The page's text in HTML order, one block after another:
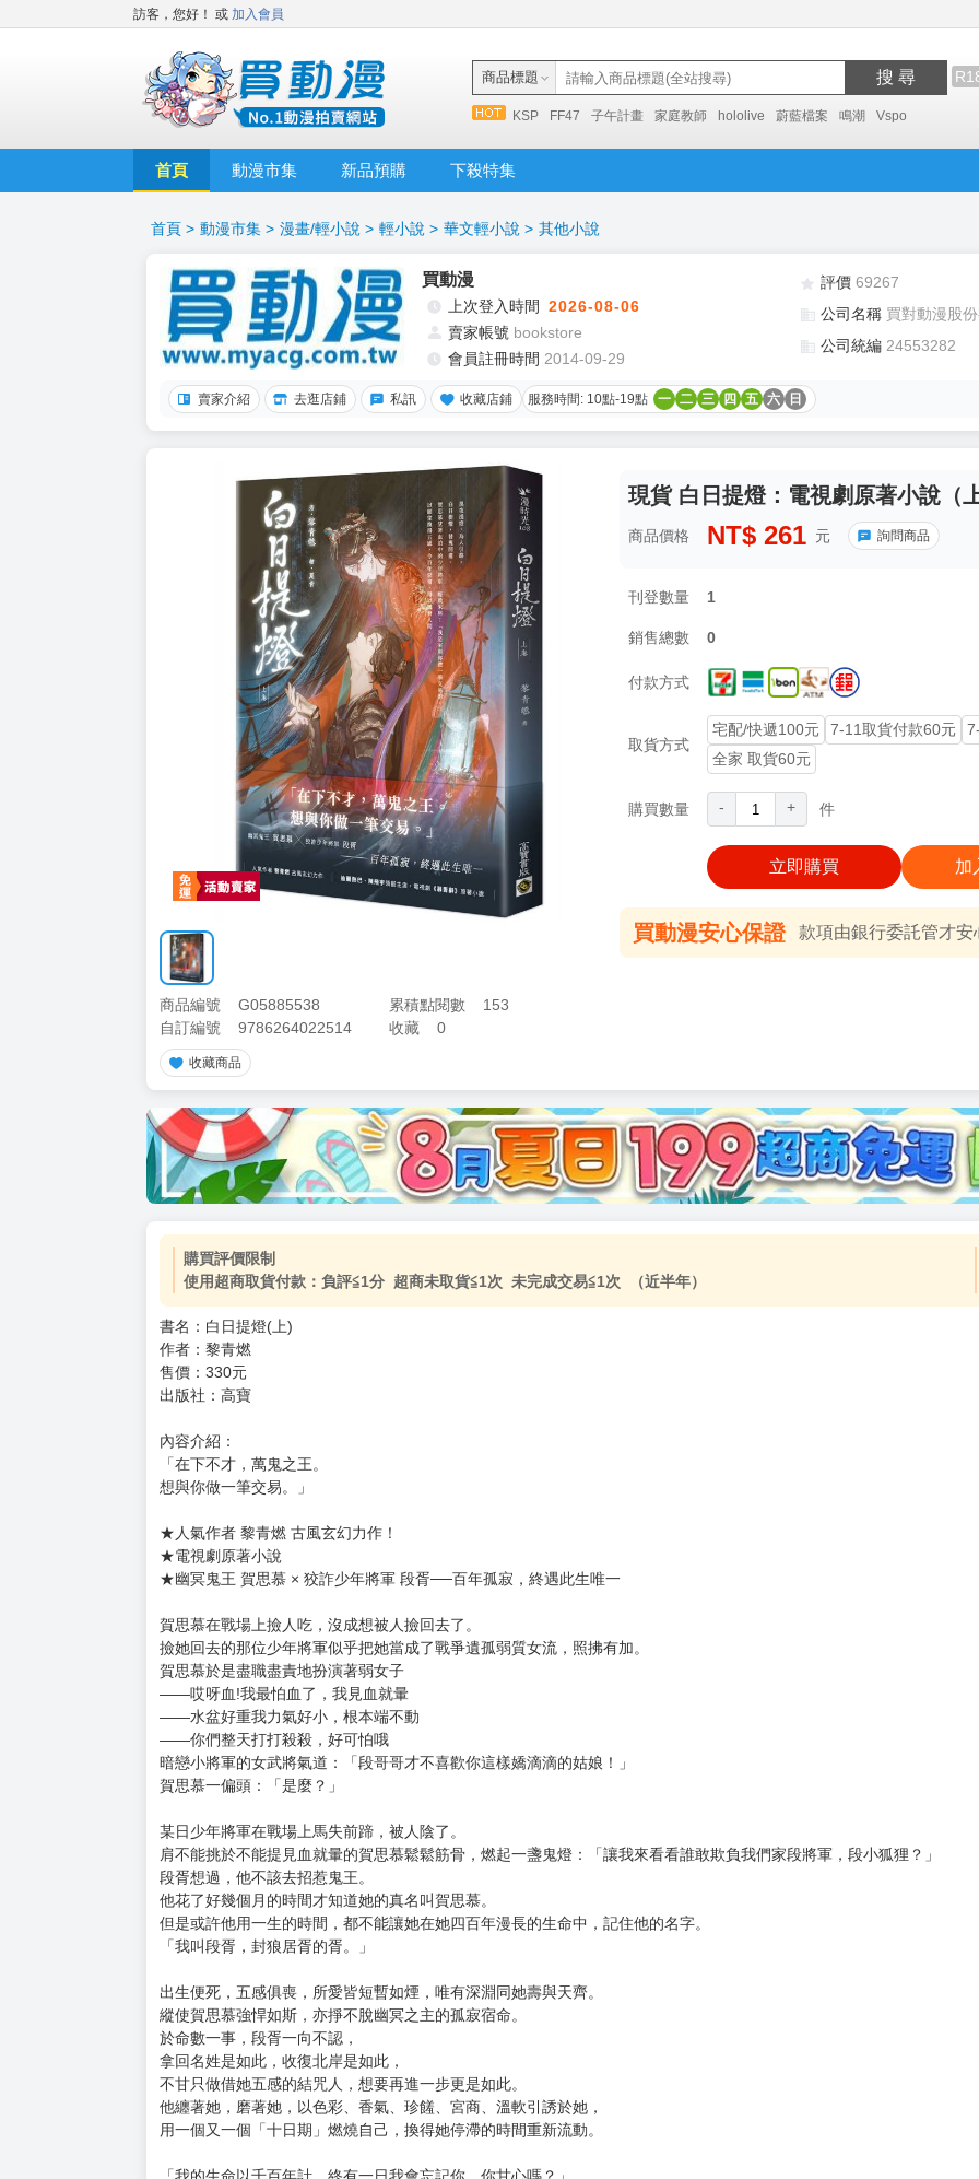
訪客，您好！ 或 加入會員
商品標題 搜 尋
KSP FF47 子午計畫 家庭教師 hololive 蔚藍檔案 鳴潮 Vspo
首頁 動漫市集 新品預購 下殺特集
首頁 > 動漫市集 > 漫畫/輕小說 > 輕小說 > 華文輕小說 > 其他小說
買動漫
上次登入時間 2026-08-06
賣家帳號 bookstore
會員註冊時間 2014-09-29
評價 69267
公司名稱 買對動漫股
公司統編 24553282
賣家介紹 去逛店鋪 私訊 收藏店鋪 服務時間: 10點-19點 一 二 三 四 五 六 日
商品編號 G05885538 累積點閱數
153
自訂編號
9786264022514 收藏 0
收藏商品
現貨 白日提燈：電視劇原著小說（
商品價格 NT$ 261 元 詢問商品
刊登數量 1
銷售總數 0
付款方式
取貨方式
宅配/快遞100元 7-11取貨付款60元
全家 取貨60元
購買數量 - + 件
立即購買 加
買動漫安心保證 款項由銀行委託管才安
加價購 ( 共
(加購品) 買動漫★《$15元-加固紙箱包裝》
購買評價限制
書名：白日提燈(上)
作者：黎青燃
出版社：高寶
內容介紹：
「在下不才，萬鬼之王。
想與你做一筆交易。」
★人氣作者 黎青燃 古風玄幻力作！
★電視劇原著小說
賀思慕在戰場上撿人吃，沒成想被人撿回去了。
撿她回去的那位少年將軍似乎把她當成了戰爭遺孤弱質女流，照拂有加。
賀思慕於是盡職盡責地扮演著弱女子
——哎呀血!我最怕血了，我見血就暈
——水盆好重我力氣好小，根本端不動
暗戀小將軍的女武將氣道：「段哥哥才不喜歡你這樣嬌滴滴的姑娘！」
賀思慕一偏頭：「是麼？」
某日少年將軍在戰場上馬失前蹄，被人陰了。
肩不能挑於不能提見血就暈的賀思慕鬆鬆筋骨，燃起一盞鬼燈：「讓我來看看誰敢欺負我們家段將軍，段小狐狸？」
段胥想過，他不該去招惹鬼王。
他花了好幾個月的時間才知道她的真名叫賀思慕。
「我叫段胥，封狼居胥的胥。」